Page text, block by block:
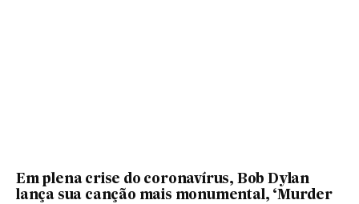
Em plena crise do coronavírus, Bob Dylan
lança sua canção mais monumental, ‘Murder